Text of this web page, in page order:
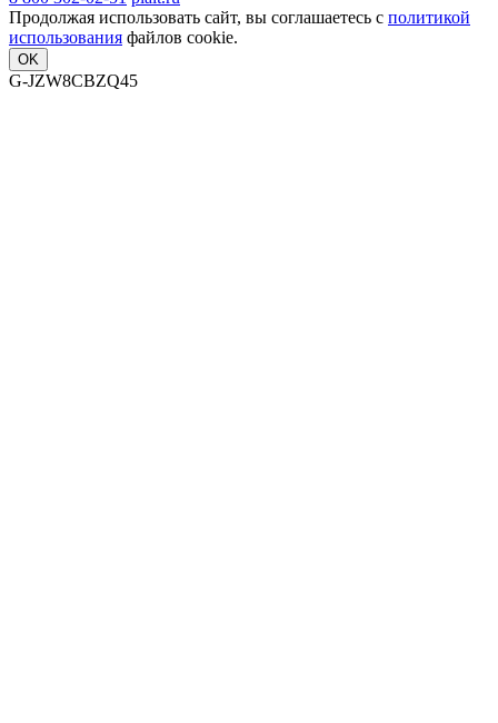
Продолжая использовать сайт, вы соглашаетесь с политикой
использования файлов cookie.
OK
G-JZW8CBZQ45